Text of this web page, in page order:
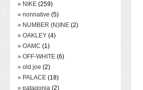
» NIKE (259)
» nonnative (5)
» NUMBER (N)INE (2)
» OAKLEY (4)
» OAMC (1)
» OFF-WHITE (6)
» old joe (2)
» PALACE (18)
» patagonia (2)